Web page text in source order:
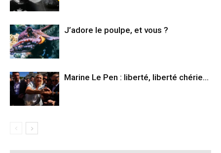
J’adore le poulpe, et vous ?
Marine Le Pen : liberté, liberté chérie…